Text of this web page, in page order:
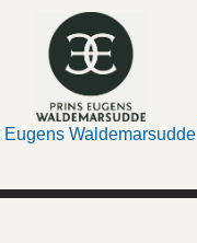
Eugens Waldemarsudde